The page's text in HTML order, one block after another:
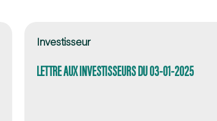
Investisseur
LETTRE AUX INVESTISSEURS DU 03-01-2025